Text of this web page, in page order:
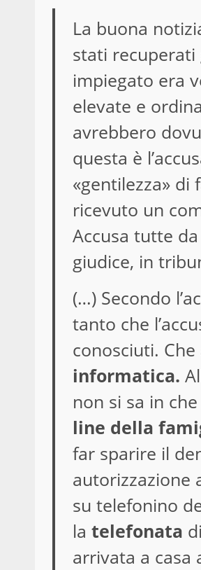
La buona
stati
impiegato era
elevate e
avrebbero
questa è
«gentilezza»
ricevuto un
Accusa tutte
giudice, in
(…) Secondo
tanto che
conosciuti.
informatica.
non si sa in
line della
far sparire il
autorizzazione
su telefonino
la telefonata
arrivata a casa